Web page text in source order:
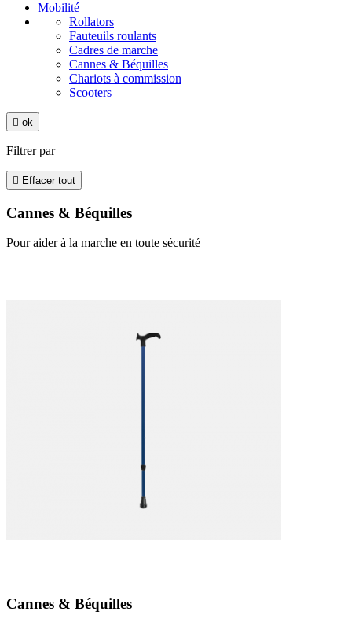
Mobilité
Rollators
Fauteuils roulants
Cadres de marche
Cannes & Béquilles
Chariots à commission
Scooters
 ok
Filtrer par
 Effacer tout
Cannes & Béquilles
Pour aider à la marche en toute sécurité
Cannes & Béquilles